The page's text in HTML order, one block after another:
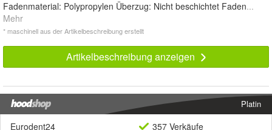
Fadenmaterial: Polypropylen Überzug: Nicht beschichtet Faden...
Mehr
* maschinell aus der Artikelbeschreibung erstellt
Artikelbeschreibung anzeigen
Platin
Eurodent24
357 Verkäufe